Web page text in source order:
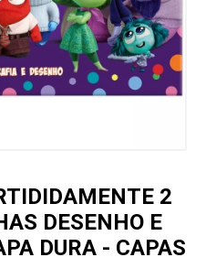
2
DESENHO E
DURA - CAPAS